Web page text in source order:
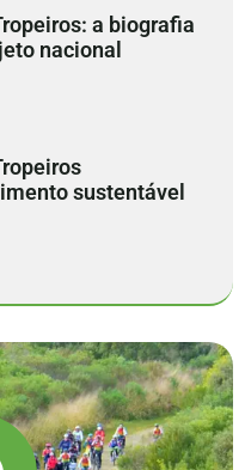
a biografia
nacional
sustentável